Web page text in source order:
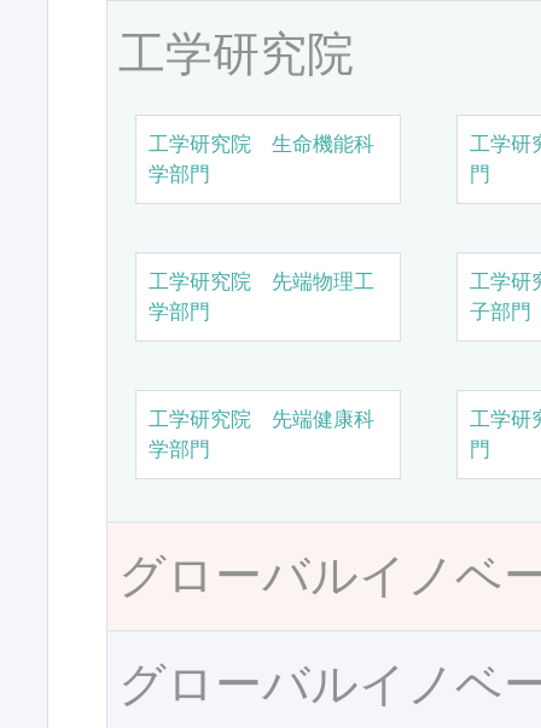
工学研究院
工学研究院 生命機能科
学部門
工学研
門
工学研究院 先端物理工
学部門
工学研
子部門
工学研究院 先端健康科
学部門
工学研
門
グローバルイノベ
グローバルイノベ